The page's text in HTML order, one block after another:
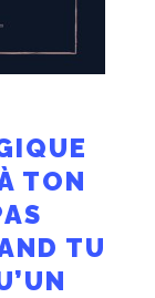
TON
TU